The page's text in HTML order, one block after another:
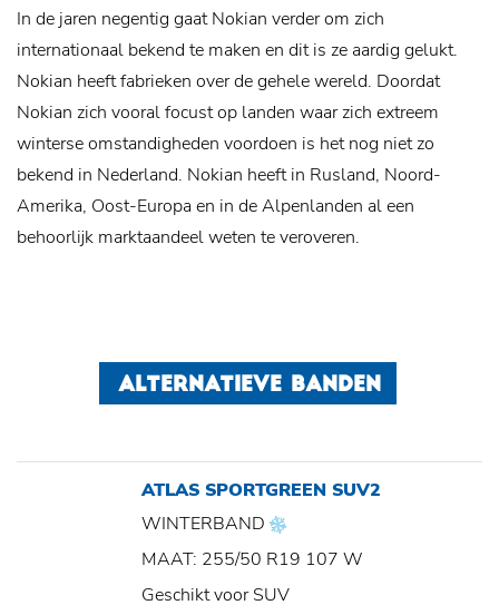
In de jaren negentig gaat Nokian verder om zich
internationaal bekend te maken en dit is ze aardig gelukt.
Nokian heeft fabrieken over de gehele wereld. Doordat
Nokian zich vooral focust op landen waar zich extreem
winterse omstandigheden voordoen is het nog niet zo
bekend in Nederland. Nokian heeft in Rusland, Noord-
Amerika, Oost-Europa en in de Alpenlanden al een
behoorlijk marktaandeel weten te veroveren.
ALTERNATIEVE BANDEN
ATLAS SPORTGREEN SUV2
WINTERBAND
MAAT: 255/50 R19 107 W
Geschikt voor SUV